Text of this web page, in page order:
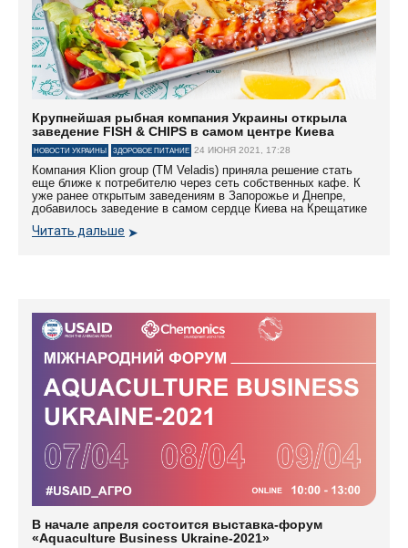
Крупнейшая рыбная компания Украины открыла
заведение FISH & CHIPS в самом центре Киева
НОВОСТИ УКРАИНЫ ЗДОРОВОЕ ПИТАНИЕ 24 ИЮНЯ 2021, 17:28
Компания Klion group (ТМ Veladis) приняла решение стать
еще ближе к потребителю через сеть собственных кафе. К
уже ранее открытым заведениям в Запорожье и Днепре,
добавилось заведение в самом сердце Киева на Крещатике
Читать дальше
В начале апреля состоится выставка-форум
«Aquaculture Business Ukraine-2021»